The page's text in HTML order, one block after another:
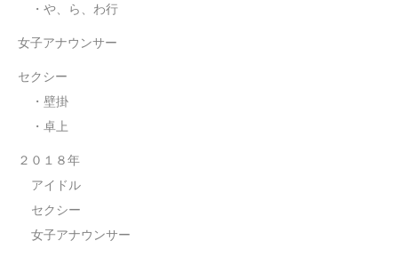
・や、ら、わ行
女子アナウンサー
セクシー
・壁掛
・卓上
２０１８年
アイドル
セクシー
女子アナウンサー